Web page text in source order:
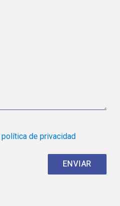
política de privacidad